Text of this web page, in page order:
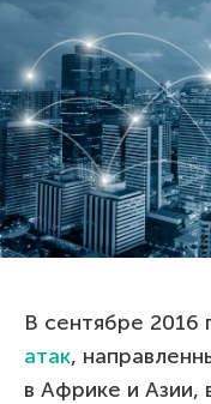
В сентябре 2016
атак,
в Африке и Азии,